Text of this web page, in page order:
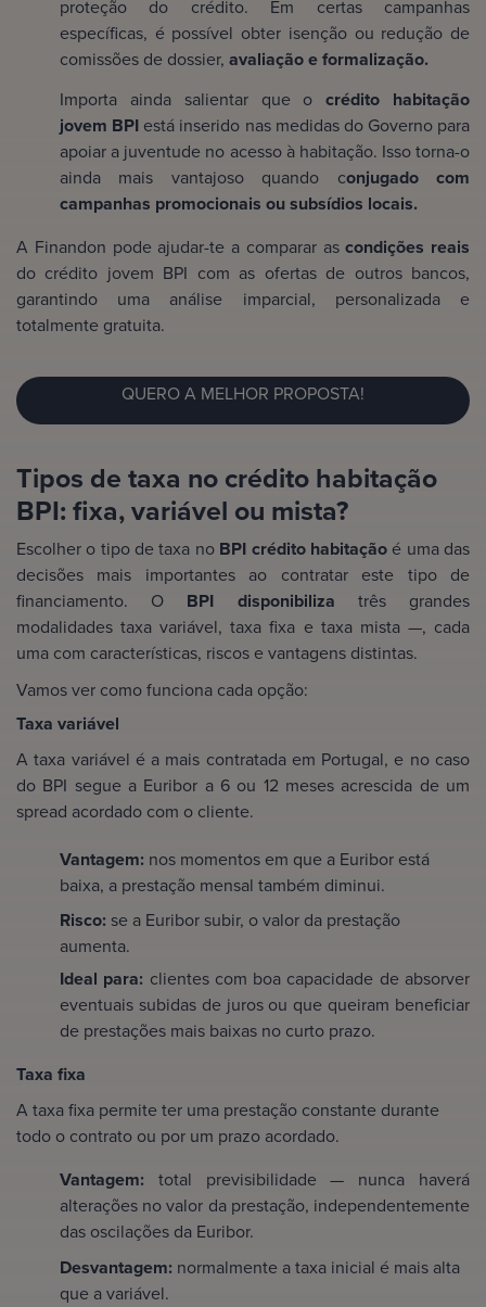
proteção do crédito. Em certas campanhas
específicas, é possível obter isenção ou redução de
comissões de dossier, avaliação e formalização.
Importa ainda salientar que ocrédito habitação
jovem BPI está inserido nas medidas do Governo para
apoiar a juventude no acesso à habitação. Isso torna-o
ainda mais vantajoso quando conjugado com
campanhas promocionais ou subsídios locais.
A Finandon pode ajudar-te a comparar ascondições reais
do crédito jovem BPI com as ofertas de outros bancos,
garantindo uma análise imparcial, personalizada e
totalmente gratuita.
QUERO A MELHOR PROPOSTA!
Tipos de taxa no crédito habitação
BPI: fixa, variável ou mista?
Escolher o tipo de taxa no BPI crédito habitação é uma das
decisões mais importantes ao contratar este tipo de
financiamento. O BPI disponibiliza três grandes
modalidades taxa variável, taxa fixa e taxa mista —, cada
uma com características, riscos e vantagens distintas.
Vamos ver como funciona cada opção:
Taxa variável
A taxa variável é a mais contratada em Portugal, e no caso
do BPI segue a Euribor a 6 ou 12 meses acrescida de um
spread acordado com o cliente.
Vantagem: nos momentos em que a Euribor está
baixa, a prestação mensal também diminui.
Risco:se a Euribor subir, o valor da prestação
aumenta.
Ideal para: clientes com boa capacidade de absorver
eventuais subidas de juros ou que queiram beneficiar
de prestações mais baixas no curto prazo.
Taxa fixa
A taxa fixa permite ter uma prestação constante durante
todo o contrato ou por um prazo acordado.
Vantagem: total previsibilidade — nunca haverá
alterações no valor da prestação, independentemente
das oscilações da Euribor.
Desvantagem: normalmente a taxa inicial é mais alta
que a variável.